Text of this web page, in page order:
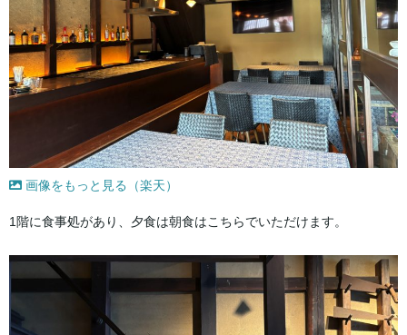
画像をもっと見る（楽天）
1階に食事処があり、夕食は朝食はこちらでいただけます。